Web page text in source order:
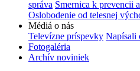
správa Smernica k prevencii
Oslobodenie od telesnej
Médiá o nás
Televízne príspevky Napísali
Fotogaléria
Archív noviniek